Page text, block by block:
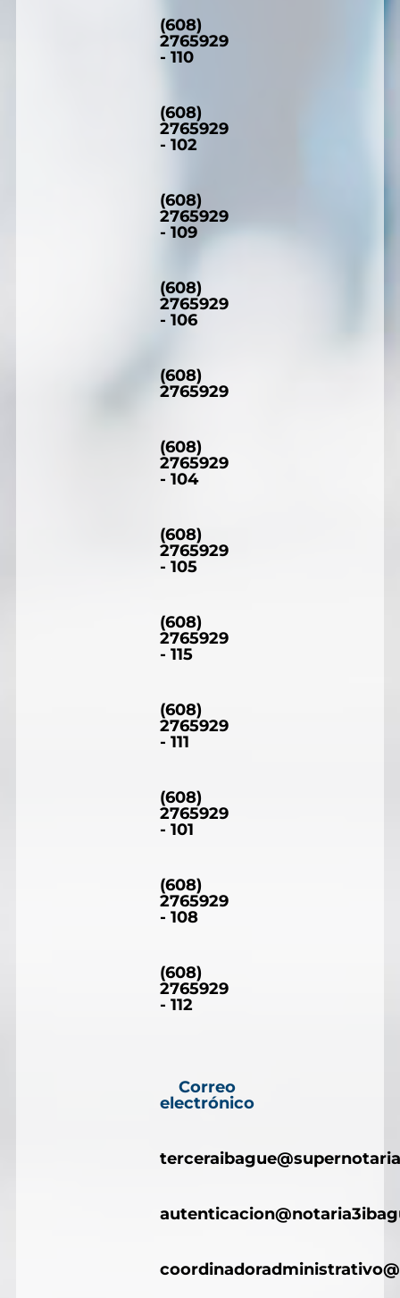
(608)
2765929
- 110
(608)
2765929
- 102
(608)
2765929
- 109
(608)
2765929
- 106
(608)
2765929
(608)
2765929
- 104
(608)
2765929
- 105
(608)
2765929
- 115
(608)
2765929
- 111
(608)
2765929
- 101
(608)
2765929
- 108
(608)
2765929
- 112
Correo
electrónico